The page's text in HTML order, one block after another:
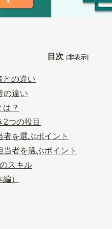
目次 [非表示]
との違い
の違い
？
2つの役目
者を選ぶポイント
者を選ぶポイント
スキル
）